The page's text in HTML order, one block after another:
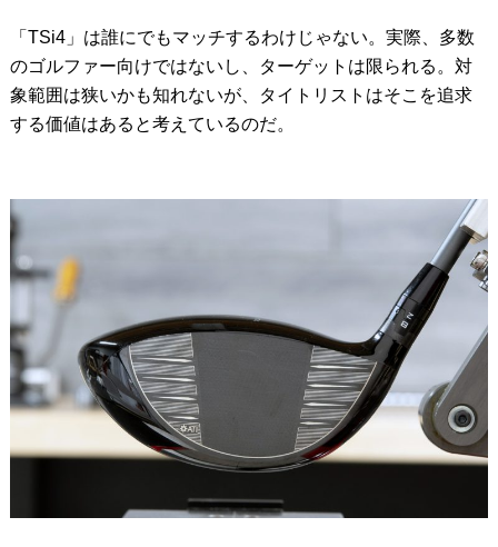
「TSi4」は誰にでもマッチするわけじゃない。実際、多数
のゴルファー向けではないし、ターゲットは限られる。対
象範囲は狭いかも知れないが、タイトリストはそこを追求
する価値はあると考えているのだ。